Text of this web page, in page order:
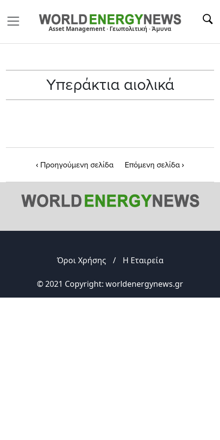
Asset Management · Γεωπολιτική · Άμυνα
Υπεράκτια αιολικά
‹ Προηγούμενη σελίδα Επόμενη σελίδα›
Όροι Χρήσης / Η Εταιρεία
© 2021 Copyright: worldenergynews.gr